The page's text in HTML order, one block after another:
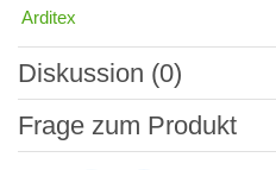
Arditex
Diskussion (0)
Neuer Kommentar
Frage zum Produkt